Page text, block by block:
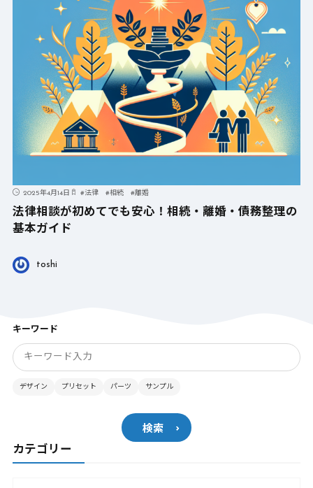
2025年4月14日 #法律 #相続 #離婚
法律相談が初めてでも安心！相続・離婚・債務整理の
基本ガイド
toshi
キーワード
デザイン プリセット パーツ サンプル
検索
カテゴリー